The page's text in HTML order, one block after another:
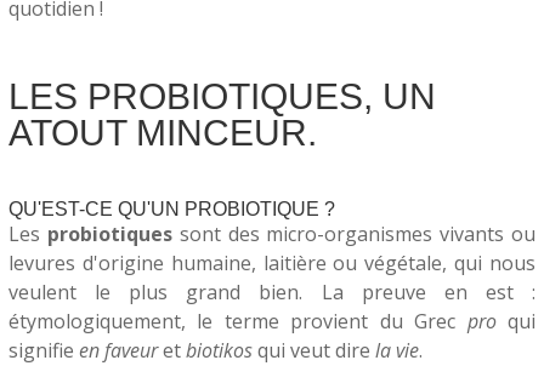
quotidien !
LES PROBIOTIQUES, UN
ATOUT MINCEUR.
QU'EST-CE QU'UN PROBIOTIQUE ?
Les probiotiquessont des micro-organismes vivants ou
levures d'origine humaine, laitière ou végétale, qui nous
veulent le plus grand bien. La preuve en est :
étymologiquement, le terme provient du Grec proqui
signifie en faveuretbiotikosqui veut dire la vie.